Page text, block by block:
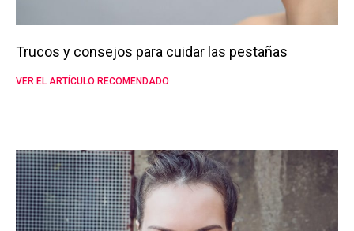
Trucos y consejos para cuidar las pestañas
VER EL ARTÍCULO RECOMENDADO